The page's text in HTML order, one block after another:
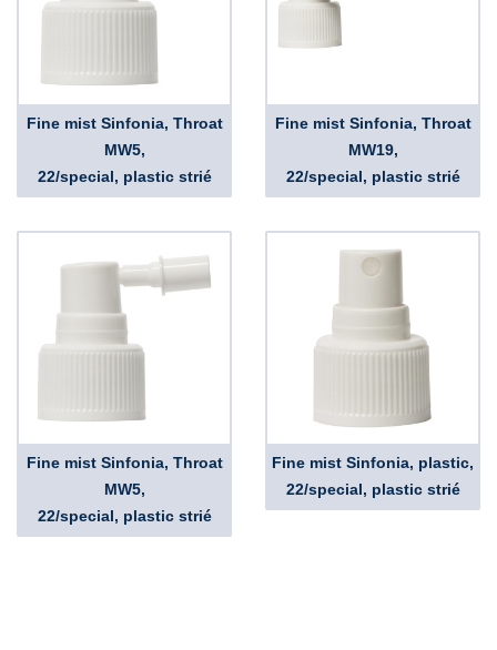
Fine mist Sinfonia, Throat
MW5,
22/special, plastic strié
Fine mist Sinfonia, Throat
MW19,
22/special, plastic strié
Fine mist Sinfonia, Throat
MW5,
22/special, plastic strié
Fine mist Sinfonia, plastic,
22/special, plastic strié